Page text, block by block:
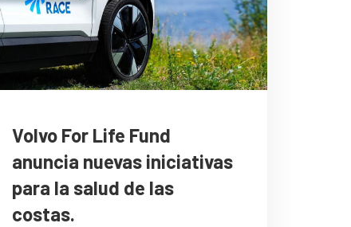
Volvo For Life Fund
anuncia nuevas iniciativas
para la salud de las
costas.